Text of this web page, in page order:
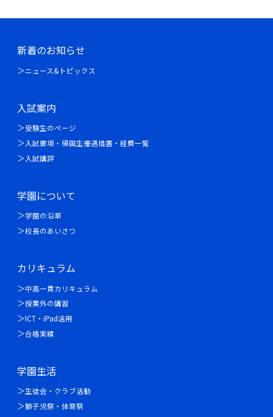
新着のお知らせ
ニュース&トピックス
入試案内
受験生のページ
入試要項・帰国生優遇措置・経費一覧
入試講評
学園について
学園の沿革
校長のあいさつ
カリキュラム
中高一貫カリキュラム
授業外の講習
ICT・iPad活用
合格実績
学園生活
生徒会・クラブ活動
獅子児祭・体育祭